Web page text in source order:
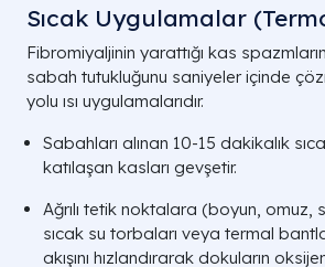
Sıcak Uygulamalar
Fibromiyaljinin yarattığı kas
sabah tutukluğunu saniyeler içinde
yolu ısı uygulamalarıdır.
Sabahları alınan 10-15 dakikalık
katılaşan kasları gevşetir.
Ağrılı tetik noktalara (boyun, omuz,
sıcak su torbaları veya termal
akışını hızlandırarak dokuların